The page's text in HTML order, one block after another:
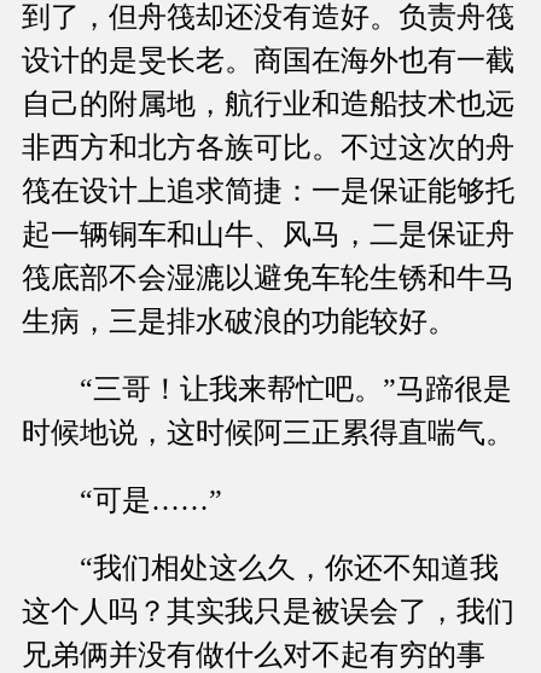
到了，但舟筏却还没有造好。负责舟筏
设计的是旻长老。商国在海外也有一截
自己的附属地，航行业和造船技术也远
非西方和北方各族可比。不过这次的舟
筏在设计上追求简捷：一是保证能够托
起一辆铜车和山牛、风马，二是保证舟
筏底部不会湿漉以避免车轮生锈和牛马
生病，三是排水破浪的功能较好。
“三哥！让我来帮忙吧。”马蹄很是
时候地说，这时候阿三正累得直喘气。
“可是……”
“我们相处这么久，你还不知道我
这个人吗？其实我只是被误会了，我们
兄弟俩并没有做什么对不起有穷的事